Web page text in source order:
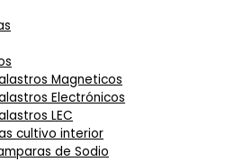
Magneticos
Electrónicos
LEC
cultivo interior
de Sodio